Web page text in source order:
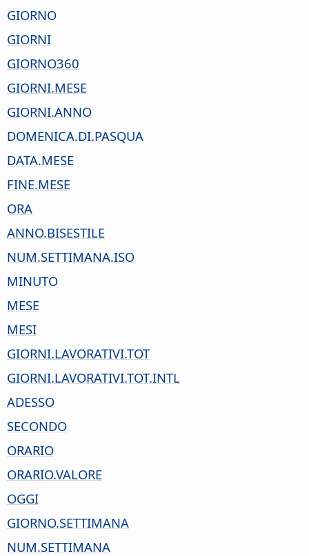
GIORNO
GIORNI
GIORNO360
GIORNI.MESE
GIORNI.ANNO
DOMENICA.DI.PASQUA
DATA.MESE
FINE.MESE
ORA
ANNO.BISESTILE
NUM.SETTIMANA.ISO
MINUTO
MESE
MESI
GIORNI.LAVORATIVI.TOT
GIORNI.LAVORATIVI.TOT.INTL
ADESSO
SECONDO
ORARIO
ORARIO.VALORE
OGGI
GIORNO.SETTIMANA
NUM.SETTIMANA